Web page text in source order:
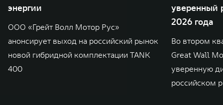
энергии
ООО «Грейт Волл Мотор Рус»
анонсирует выход на российский рынок
новой гибридной комплектации TANK
400
уверенный
2026 года
Во втором
Great Wall
уверенную
российском